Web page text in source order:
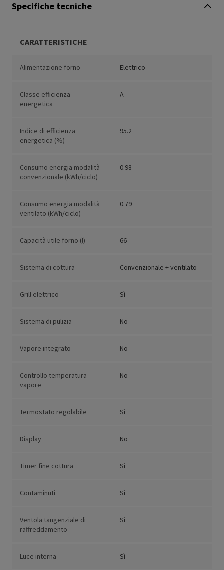
Specifiche tecniche
CARATTERISTICHE
Alimentazione forno Elettrico
Classe efficienza
energetica
A
Indice di efficienza
energetica (%)
95.2
Consumo energia modalità
convenzionale (kWh/ciclo)
0.98
Consumo energia modalità
ventilato (kWh/ciclo)
0.79
Capacità utile forno (l) 66
Sistema di cottura Convenzionale + ventilato
Grill elettrico Sì
Sistema di pulizia No
Vapore integrato No
Controllo temperatura
vapore
No
Termostato regolabile Sì
Display No
Timer fine cottura Sì
Contaminuti Sì
Ventola tangenziale di
raffreddamento
Sì
Luce interna Sì